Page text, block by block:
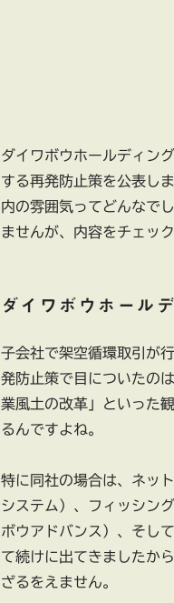
ダイワボウホールディン
する再発防止策を公表し
内の雰囲気ってどんなで
ませんが、内容をチェッ
ダイワボウホール
子会社で架空循環取引が
発防止策で目についたの
業風土の改革」といった
るんですよね。
特に同社の場合は、ネッ
システム）、フィッシン
ボウアドバンス）、そし
て続けに出てきましたか
ざるをえません。